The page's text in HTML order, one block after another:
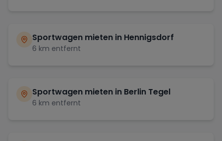
Sportwagen mieten in Hennigsdorf
6 km entfernt
Sportwagen mieten in Berlin Tegel
6 km entfernt